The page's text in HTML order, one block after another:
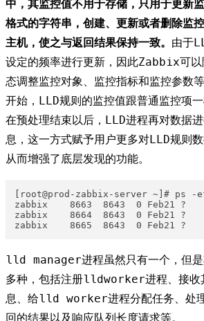
中，其监控值不用于存储，只用于更新
格式的字符串，创建、更新或者删除监
主机，使之与返回结果保持一致。 由于
设定的频率进行更新，因此Zabbix可以
态调整监控对象、监控指标和监控参
开始，LLD规则的监控值跟普通监控项
在预处理结束以后，LLD进程再对数据
息，这一方式赋予用户更多对LLD规则
从而增强了底层发现的功能。
[root@prod-zabbix-server ~]# ps
zabbix    8663  8643  0 Feb21 ?
zabbix    8664  8643  0 Feb21
zabbix    8665  8643  0 Feb21
lld manager进程虽然只有一个，但是
多种，包括注册lldworker进程、接收
息、给lld worker进程分配任务、
回的结果以及响应队列长度请求等。